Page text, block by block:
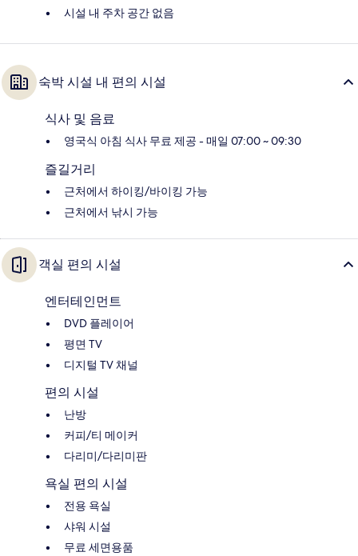
시설 내 주차 공간 없음
숙박 시설 내 편의 시설
식사 및 음료
영국식 아침 식사 무료 제공 - 매일 07:00 ~ 09:30
즐길거리
근처에서 하이킹/바이킹 가능
근처에서 낚시 가능
객실 편의 시설
엔터테인먼트
DVD 플레이어
평면 TV
디지털 TV 채널
편의 시설
난방
커피/티 메이커
다리미/다리미판
욕실 편의 시설
전용 욕실
샤워 시설
무료 세면용품